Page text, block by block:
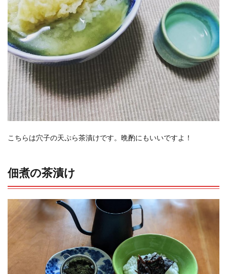
こちらは穴子の天ぷら茶漬けです。晩酌にもいいですよ！
佃煮の茶漬け